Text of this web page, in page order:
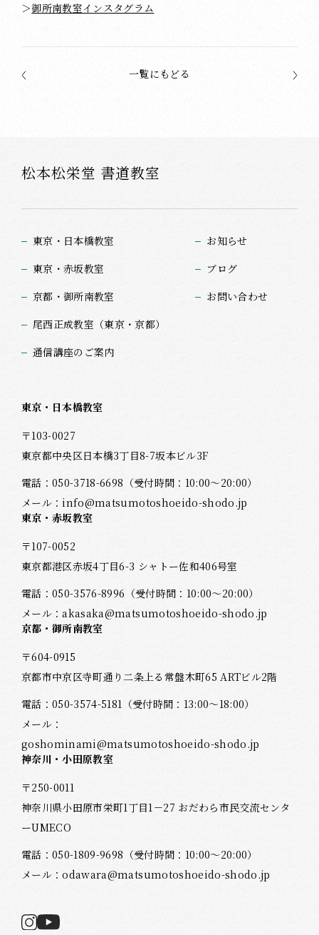
＞御所南教室インスタグラム
一覧にもどる
松本松栄堂 書道教室
東京・日本橋教室
東京・赤坂教室
京都・御所南教室
尾西正成教室（東京・京都）
通信講座のご案内
お知らせ
ブログ
お問い合わせ
東京・日本橋教室
〒103-0027
東京都中央区日本橋3丁目8-7坂本ビル3F
電話：050-3718-6698 （受付時間：10:00～20:00）
メール： info@matsumotoshoeido-shodo.jp
東京・赤坂教室
〒107-0052
東京都港区赤坂4丁目6-3 シャトー佐和406号室
電話：050-3576-8996 （受付時間：10:00～20:00）
メール：akasaka@matsumotoshoeido-shodo.jp
京都・御所南教室
〒604-0915
京都市中京区寺町通り二条上る常盤木町65 ARTビル2階
電話：050-3574-5181 （受付時間：13:00～18:00）
メール：
goshominami@matsumotoshoeido-shodo.jp
神奈川・小田原教室
〒250-0011
神奈川県小田原市栄町1丁目1－27 おだわら市民交流センタ
ーUMECO
電話：050-1809-9698 （受付時間：10:00～20:00）
メール：odawara@matsumotoshoeido-shodo.jp